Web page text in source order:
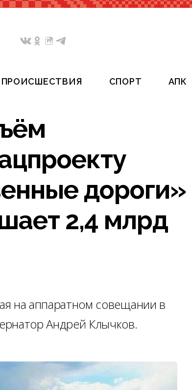
ПРОИСШЕСТВИЯ СПОРТ АПК
дороги»
2,4 млрд
на аппаратном совещании в
Андрей Клычков.